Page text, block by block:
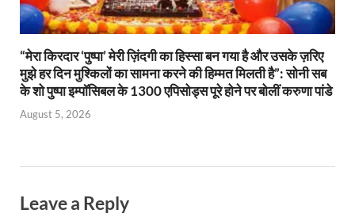
“मेरा किरदार ‘पुष्पा’ मेरी ज़िंदगी का हिस्सा बन गया है और उसके ज़रिए
मुझे हर दिन मुश्किलों का सामना करने की हिम्मत मिलती है”: सोनी सब
के शो पुष्पा इम्पॉसिबल के 1300 एपिसोड्स पूरे होने पर बोलीं करुणा पांडे
August 5, 2026
Leave a Reply